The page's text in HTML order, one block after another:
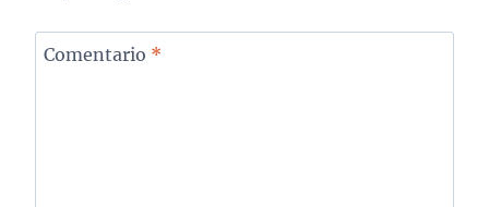
Comentario *